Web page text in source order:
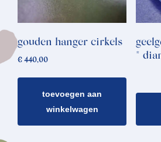
gouden hanger cirkels
€ 440,00
toevoegen aan
winkelwagen
*